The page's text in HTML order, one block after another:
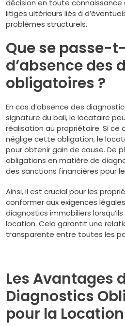
décision en toute
litiges ultérieurs liés à
problèmes structurels.
Que se passe-
d’absence des
obligatoires ?
En cas d’absence des
signature du bail, le locataire
réalisation au propriétaire. Si ce
néglige cette obligation, le
pour obtenir gain de cause. De
obligations en matière de
des sanctions financières pour
Ainsi, il est crucial pour les
conformer aux exigences
diagnostics immobiliers
location. Cela garantit une
transparente entre toutes les
Les Avantages
Diagnostics
pour la